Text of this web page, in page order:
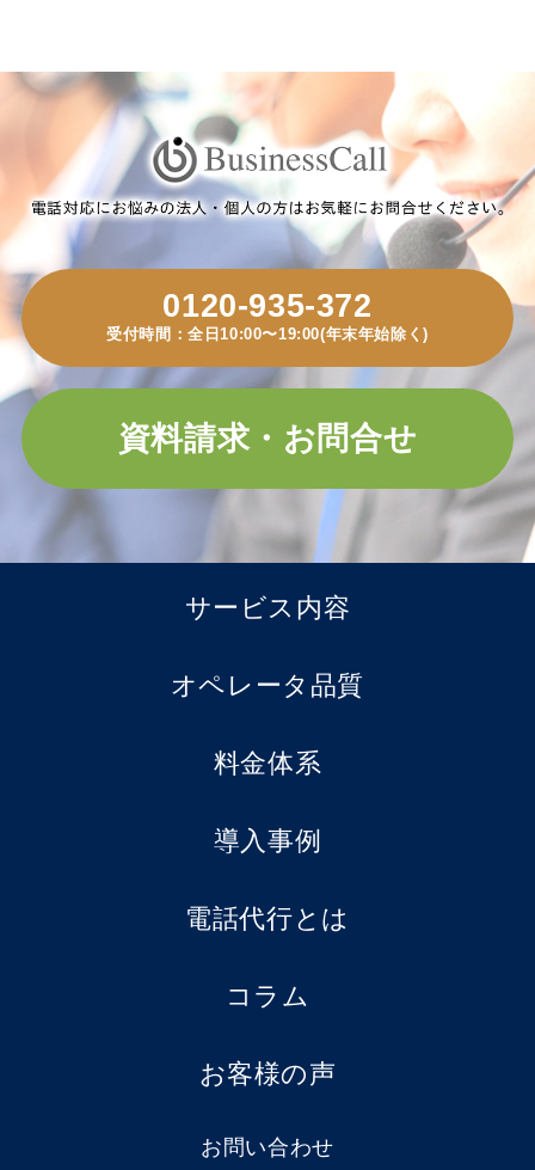
0120-935-372
受付時間：全日10:00〜19:00(年末年始除く)
資料請求・お問合せ
サービス内容
オペレータ品質
料金体系
導入事例
電話代行とは
コラム
お客様の声
お問い合わせ